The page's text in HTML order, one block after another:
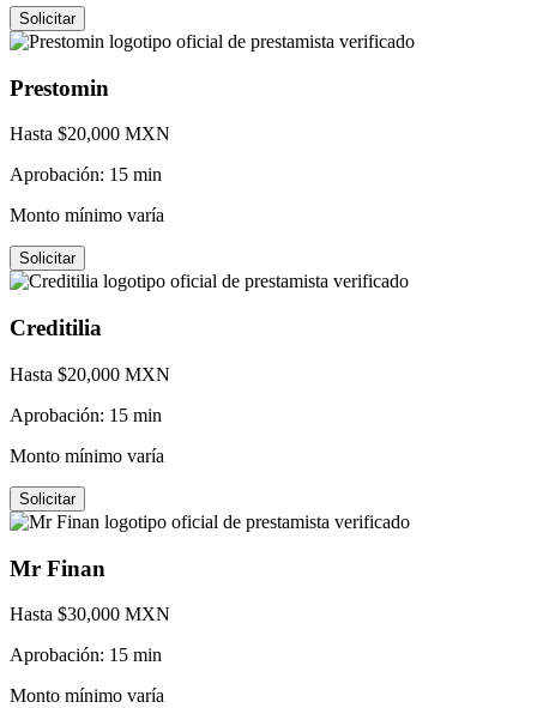
Solicitar
Prestomin
Hasta $20,000 MXN
Aprobación: 15 min
Monto mínimo varía
Solicitar
Creditilia
Hasta $20,000 MXN
Aprobación: 15 min
Monto mínimo varía
Solicitar
Mr Finan
Hasta $30,000 MXN
Aprobación: 15 min
Monto mínimo varía